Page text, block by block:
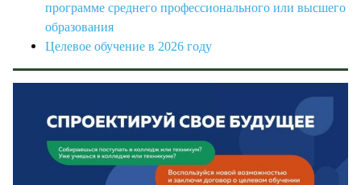
программе среднего профессионального или высшего
образования
Целевое обучение в 2026 году